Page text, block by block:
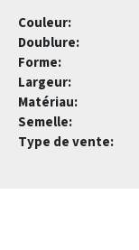
Couleur:
Doublure:
Forme:
Largeur:
Matériau:
Semelle:
Type de vente: